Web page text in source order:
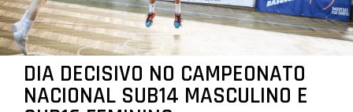
DIA DECISIVO NO CAMPEONATO
NACIONAL SUB14 MASCULINO E